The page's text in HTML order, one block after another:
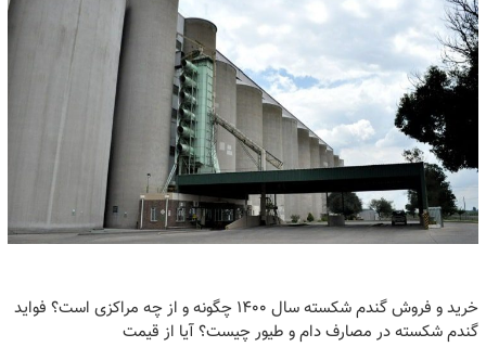
خرید و فروش گندم شکسته سال ۱۴۰۰ چگونه و از چه مراکزی است؟ فواید
گندم شکسته در مصارف دام و طیور چیست؟ آیا از قیمت